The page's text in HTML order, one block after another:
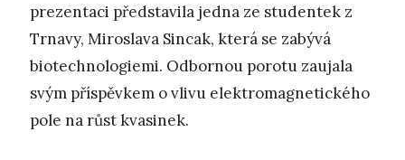
prezentaci představila jedna ze studentek z
Trnavy, Miroslava Sincak, která se zabývá
biotechnologiemi. Odbornou porotu zaujala
svým příspěvkem o vlivu elektromagnetického
pole na růst kvasinek.